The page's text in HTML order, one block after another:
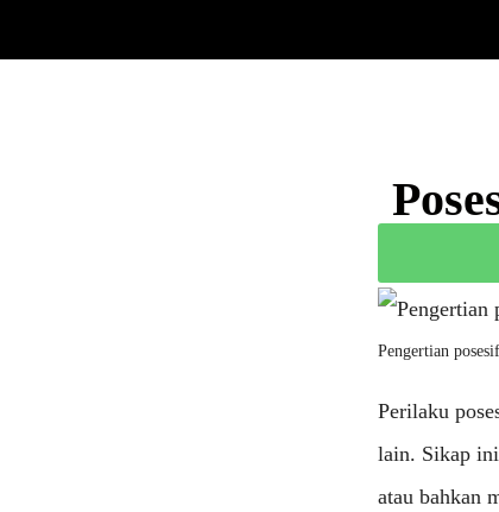
Pengertian
Perilaku
lain. Sikap ini
atau bahkan